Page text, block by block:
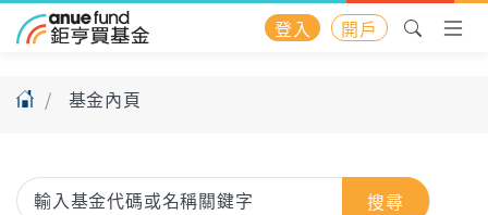
登入 開戶
基金內頁
搜尋